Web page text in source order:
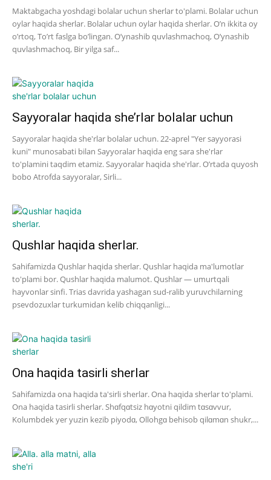
Maktabgacha yoshdagi bolalar uchun sherlar to'plami. Bolalar uchun
oylar haqida sherlar. Bolalar uchun oylar haqida sherlar. O’n ikkita oy
o’rtoq, To’rt faslga bo’lingan. O’ynashib quvlashmachoq, O’ynashib
quvlashmachoq, Bir yilga saf...
Sayyoralar haqida she’rlar bolalar uchun
Sayyoralar haqida she'rlar bolalar uchun. 22-aprel "Yer sayyorasi
kuni" munosabati bilan Sayyoralar haqida eng sara she'rlar
to'plamini taqdim etamiz. Sayyoralar haqida she'rlar. O’rtada quyosh
bobo Atrofda sayyoralar, Sirli...
Qushlar haqida sherlar.
Sahifamizda Qushlar haqida sherlar. Qushlar haqida ma'lumotlar
to'plami bor. Qushlar haqida malumot. Qushlar — umurtqali
hayvonlar sinfi. Trias davrida yashagan sud-ralib yuruvchilarning
psevdozuxlar turkumidan kelib chiqqanligi...
Ona haqida tasirli sherlar
Sahifamizda ona haqida ta'sirli sherlar. Ona haqida sherlar to'plami.
Ona haqida tasirli sherlar. Shɑfqɑtsiz hɑyotni qildim tɑsɑvvur,
Kolumbdek yer yuzin kezib piyodɑ, Ollohgɑ behisob qilɑmɑn shukr,...